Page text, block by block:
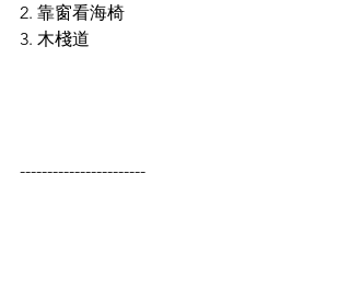
2. 靠窗看海椅
3. 木棧道
-----------------------